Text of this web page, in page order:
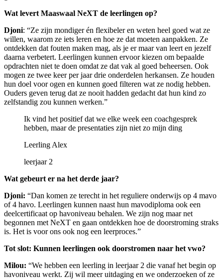
Wat levert Maaswaal NeXT de leerlingen op?
Djoni: “Ze zijn mondiger én flexibeler en weten heel goed wat ze
willen, waarom ze iets leren en hoe ze dat moeten aanpakken. Ze
ontdekken dat fouten maken mag, als je er maar van leert en jezelf
daarna verbetert. Leerlingen kunnen ervoor kiezen om bepaalde
opdrachten niet te doen omdat ze dat vak al goed beheersen. Ook
mogen ze twee keer per jaar drie onderdelen herkansen. Ze houden
hun doel voor ogen en kunnen goed filteren wat ze nodig hebben.
Ouders geven terug dat ze nooit hadden gedacht dat hun kind zo
zelfstandig zou kunnen werken.”
Ik vind het positief dat we elke week een coachgesprek
hebben, maar de presentaties zijn niet zo mijn ding
Leerling Alex
leerjaar 2
Wat gebeurt er na het derde jaar?
Djoni: “Dan komen ze terecht in het reguliere onderwijs op 4 mavo
of 4 havo. Leerlingen kunnen naast hun mavodiploma ook een
deelcertificaat op havoniveau behalen. We zijn nog maar net
begonnen met NeXT en gaan ontdekken hoe de doorstroming straks
is. Het is voor ons ook nog een leerproces.”
Tot slot: Kunnen leerlingen ook doorstromen naar het vwo?
Milou: “We hebben een leerling in leerjaar 2 die vanaf het begin op
havoniveau werkt. Zij wil meer uitdaging en we onderzoeken of ze